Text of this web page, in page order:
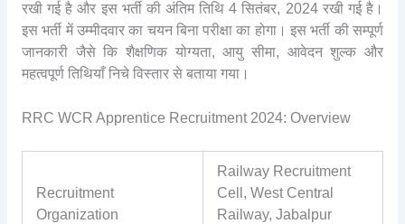
रखी गई है और इस भर्ती की अंतिम तिथि 4 सितंबर, 2024 रखी गई है।
इस भर्ती में उम्मीदवार का चयन बिना परीक्षा का होगा। इस भर्ती की सम्पूर्ण
जानकारी जैसे कि शैक्षणिक योग्यता, आयु सीमा, आवेदन शुल्क और
महत्वपूर्ण तिथियाँ निचे विस्तार से बताया गया।
RRC WCR Apprentice Recruitment 2024: Overview
Recruitment
Organization
Railway Recruitment
Cell, West Central
Railway, Jabalpur